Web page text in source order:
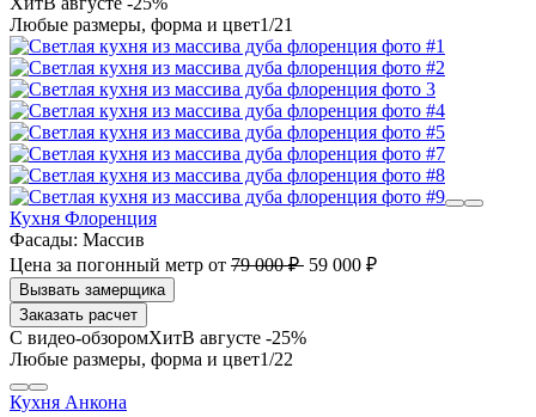
1/21
Кухня Флоренция
Фасады: Массив
Цена за погонный метр от 79 000 ₽ 59 000 ₽
Заказать расчет
В августе -25%
1/22
Кухня Анкона